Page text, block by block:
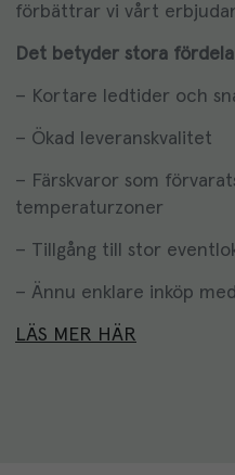
förbättrar vi vårt
Det betyder stora
– Kortare ledtider och
– Ökad leveranskvalitet
– Färskvaror som
temperaturzoner
– Tillgång till stor
– Ännu enklare inköp
LÄS MER HÄR